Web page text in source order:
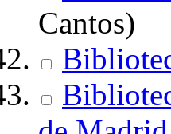
Cantos)